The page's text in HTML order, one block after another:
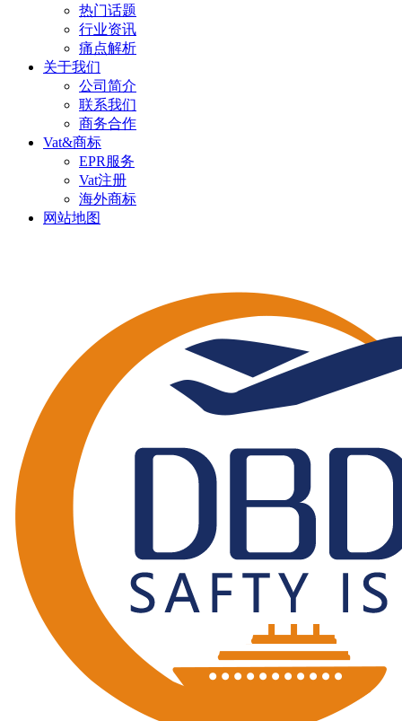
热门话题
行业资讯
痛点解析
关于我们
公司简介
联系我们
商务合作
Vat&商标
EPR服务
Vat注册
海外商标
网站地图